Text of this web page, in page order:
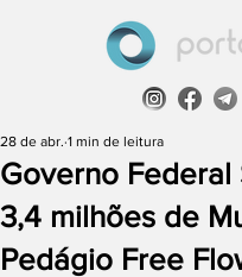
Governo Federal
3,4 milhões de
Pedágio Free
28 de abr. 1 min de leitura